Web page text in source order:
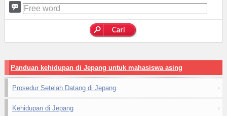
Panduan kehidupan di Jepang untuk mahasiswa asing
Prosedur Setelah Datang di Jepang
Kehidupan di Jepang